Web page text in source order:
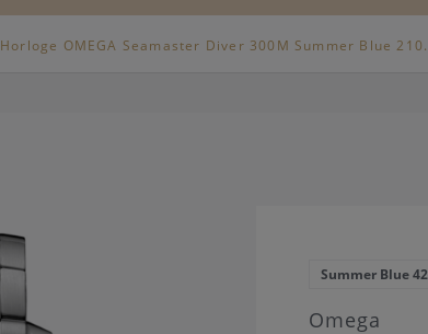
Horloge OMEGA Seamaster Diver 300M Summer Blue
Summer Blue 42
Omega